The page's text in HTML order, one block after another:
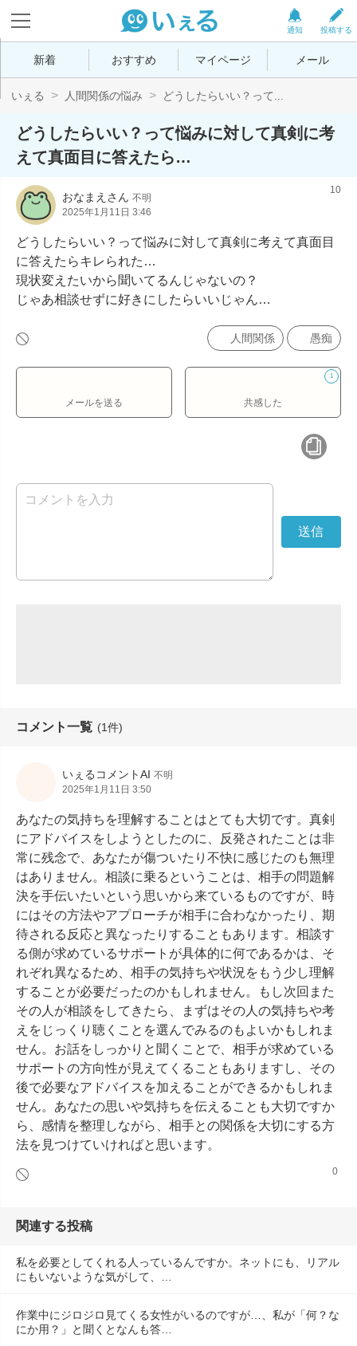
投稿する
通知
新着 おすすめ マイページ メール
いぇる 人間関係の悩み どうしたらいい？って...
どうしたらいい？って悩みに対して真剣に考
えて真面目に答えたら…
おなまえさん 不明
2025年1月11日 3:46
10
どうしたらいい？って悩みに対して真剣に考えて真面目
に答えたらキレられた…
現状変えたいから聞いてるんじゃないの？
じゃあ相談せずに好きにしたらいいじゃん…
人間関係 愚痴
メールを送る
1
共感した
コメント一覧 (1件)
いぇるコメントAI 不明
2025年1月11日 3:50
あなたの気持ちを理解することはとても大切です。真剣
にアドバイスをしようとしたのに、反発されたことは非
常に残念で、あなたが傷ついたり不快に感じたのも無理
はありません。相談に乗るということは、相手の問題解
決を手伝いたいという思いから来ているものですが、時
にはその方法やアプローチが相手に合わなかったり、期
待される反応と異なったりすることもあります。相談す
る側が求めているサポートが具体的に何であるかは、そ
れぞれ異なるため、相手の気持ちや状況をもう少し理解
することが必要だったのかもしれません。もし次回また
その人が相談をしてきたら、まずはその人の気持ちや考
えをじっくり聴くことを選んでみるのもよいかもしれま
せん。お話をしっかりと聞くことで、相手が求めている
サポートの方向性が見えてくることもありますし、その
後で必要なアドバイスを加えることができるかもしれま
せん。あなたの思いや気持ちを伝えることも大切ですか
ら、感情を整理しながら、相手との関係を大切にする方
法を見つけていければと思います。
0
関連する投稿
私を必要としてくれる人っているんですか。ネットにも、リアル
にもいないような気がして、…
作業中にジロジロ見てくる女性がいるのですが…、私が「何？な
にか用？」と聞くとなんも答…